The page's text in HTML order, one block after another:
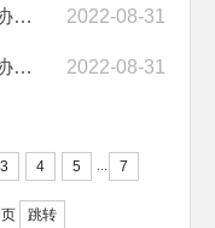
保山市住房和城乡建设局关于政协保山市五届一次会议第0085号提案答复的... 2022-08-31
保山市住房和城乡建设局关于政协保山市五届一次会议第0081号提案答复的... 2022-08-31
3 4 5 ... 7
页 跳转